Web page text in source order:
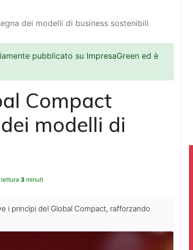
dei modelli di business sostenibili
pubblicato su ImpresaGreen ed è
Compact
dei modelli di
3 minuti
i princìpi del Global Compact, rafforzando